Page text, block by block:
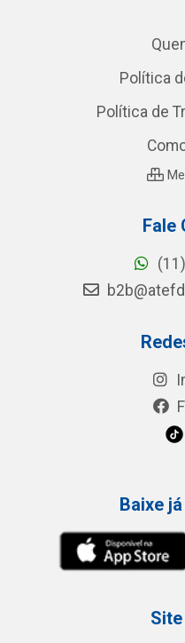
Política
Política de
Fale
Baixe